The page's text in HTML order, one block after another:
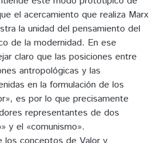
el acercamiento que realiza Marx
la unidad del pensamiento del
de la modernidad. En ese
claro que las posiciones entre
antropológicas y las
en la formulación de los
es por lo que precisamente
representantes de dos
y el «comunismo».